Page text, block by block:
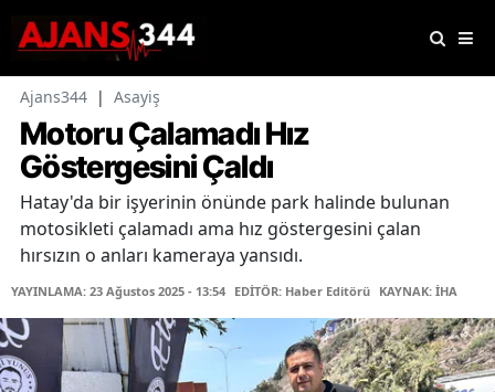
Ajans344 | Asayiş
Motoru Çalamadı Hız
Göstergesini Çaldı
Hatay'da bir işyerinin önünde park halinde bulunan
motosikleti çalamadı ama hız göstergesini çalan
hırsızın o anları kameraya yansıdı.
YAYINLAMA: 23 Ağustos 2025 - 13:54 EDİTÖR: Haber Editörü KAYNAK: İHA